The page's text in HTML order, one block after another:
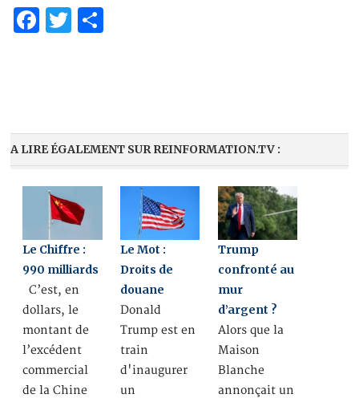
Facebook
Twitter
A LIRE ÉGALEMENT SUR REINFORMATION.TV :
Le Chiffre :
990 milliards
C’est, en
dollars, le
montant de
l’excédent
commercial
de la Chine
Le Mot :
Droits de
douane
Donald
Trump est en
train
d'inaugurer
un
Trump
confronté au
mur
d’argent ?
Alors que la
Maison
Blanche
annonçait un